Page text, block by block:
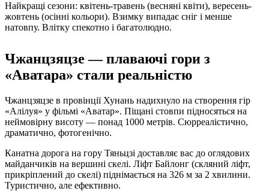
Найкращі сезони: квітень-травень (весняні квіти), вересень-
жовтень (осінні кольори). Взимку випадає сніг і менше
натовпу. Влітку спекотно і багатолюдно.
Чжанцзяцзе — плаваючі гори з
«Аватара» стали реальністю
Чжанцзяцзе в провінції Хунань надихнуло на створення гір
«Алілуя» у фільмі «Аватар». Піщані стовпи підносяться на
неймовірну висоту — понад 1000 метрів. Сюрреалістично,
драматично, фотогенічно.
Канатна дорога на гору Тяньцзі доставляє вас до оглядових
майданчиків на вершині скелі. Ліфт Байлонг (скляний ліфт,
прикріплений до скелі) піднімається на 326 м за 2 хвилини.
Туристично, але ефективно.